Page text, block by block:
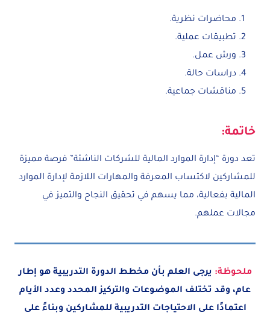
محاضرات نظرية.
تطبيقات عملية.
ورش عمل.
دراسات حالة.
مناقشات جماعية.
خاتمة:
تعد دورة “إدارة الموارد المالية للشركات الناشئة” فرصة مميزة
للمشاركين لاكتساب المعرفة والمهارات اللازمة لإدارة الموارد
المالية بفعالية، مما يسهم في تحقيق النجاح والتميز في
مجالات عملهم.
ملحوظة: يرجى العلم بأن مخطط الدورة التدريبية هو إطار
عام، وقد تختلف الموضوعات والتركيز المحدد وعدد الأيام
اعتمادًا على الاحتياجات التدريبية للمشاركين وبناءً على